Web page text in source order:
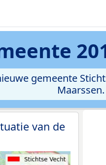
gemeente
Maarssen.
van de